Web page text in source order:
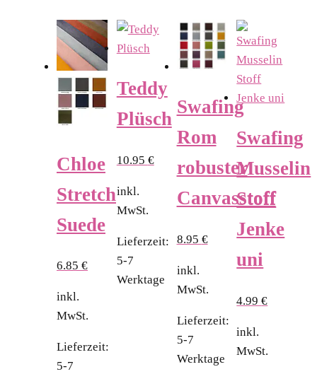
Chloe
Stretch
Suede
6.85 €
inkl.
MwSt.
Lieferzeit:
5-7
Teddy
Plüsch
10.95 €
inkl.
MwSt.
Lieferzeit:
5-7
Werktage
Swafing
Rom
robuster
Canvasstoff
8.95 €
inkl.
MwSt.
Lieferzeit:
5-7
Werktage
Swafing
Musselin
Stoff
Jenke
uni
4.99€
inkl.
MwSt.